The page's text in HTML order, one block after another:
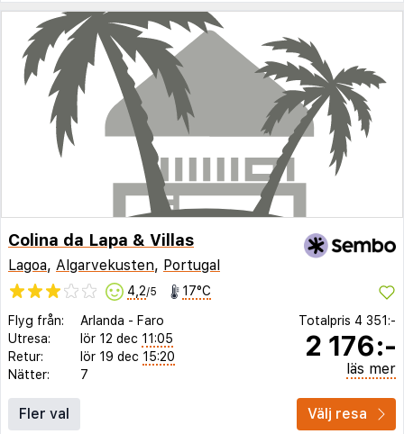
Colina da Lapa & Villas
Lagoa, Algarvekusten, Portugal
4,2/5 17°C
Flyg från: Arlanda - Faro
Utresa:
lör 12 dec 11:05
Retur:
lör 19 dec 15:20
Nätter:
7
Totalpris 4 351:-
2 176:-
läs mer
Fler val Välj resa